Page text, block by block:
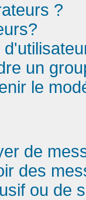
?
un
le
de
des
ou de